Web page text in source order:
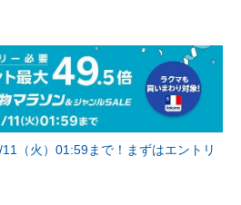
（火）01:59まで！まずはエントリ